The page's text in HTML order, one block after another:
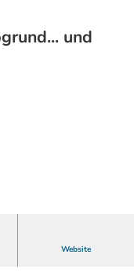
und
Website
Lovecraft, Bram